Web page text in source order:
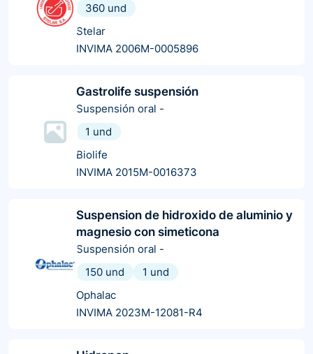
360 und
Stelar
INVIMA 2006M-0005896
Gastrolife suspensión
Suspensión oral -
1 und
Biolife
INVIMA 2015M-0016373
Suspension de hidroxido de aluminio y
magnesio con simeticona
Suspensión oral -
150 und
1 und
Ophalac
INVIMA 2023M-12081-R4